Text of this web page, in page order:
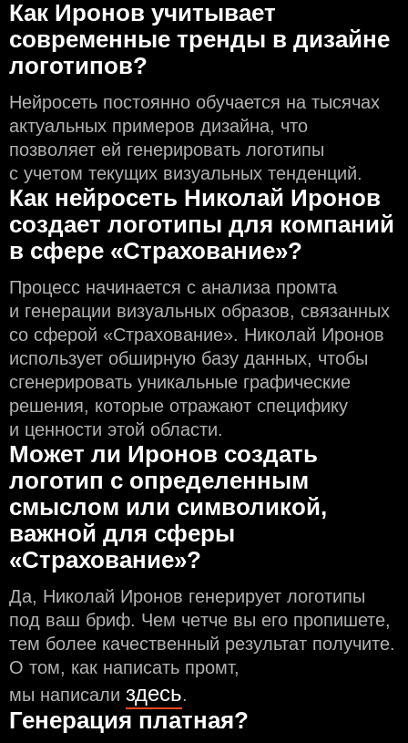
Как Иронов учитывает
современные тренды в дизайне
логотипов?
Нейросеть постоянно обучается на тысячах
актуальных примеров дизайна, что
позволяет ей генерировать логотипы
с учeтом текущих визуальных тенденций.
Как нейросеть Николай Иронов
создаeт логотипы для компаний
в сфере «Страхование»?
Процесс начинается с анализа промта
и генерации визуальных образов, связанных
со сферой «Страхование». Николай Иронов
использует обширную базу данных, чтобы
сгенерировать уникальные графические
решения, которые отражают специфику
и ценности этой области.
Может ли Иронов создать
логотип с определeнным
смыслом или символикой,
важной для сферы
«Страхование»?
Да, Николай Иронов генерирует логотипы
под ваш бриф. Чем чeтче вы его пропишете,
тем более качественный результат получите.
О том, как написать промт,
мы написали здесь.
Генерация платная?